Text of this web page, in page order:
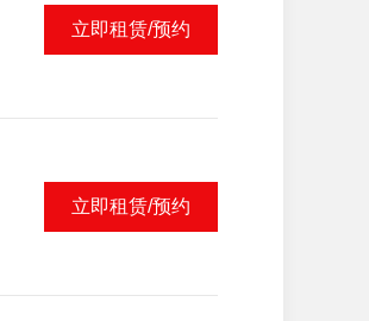
立即租赁/预约
立即租赁/预约